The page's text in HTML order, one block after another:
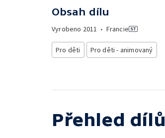
Obsah dílu
Vyrobeno 2011 • Francie
Pro děti Pro děti - animovaný
Přehled dílů